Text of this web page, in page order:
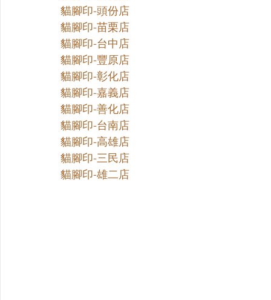
貓腳印-頭份店
貓腳印-苗栗店
貓腳印-台中店
貓腳印-豐原店
貓腳印-彰化店
貓腳印-嘉義店
貓腳印-善化店
貓腳印-台南店
貓腳印-高雄店
貓腳印-三民店
貓腳印-雄二店